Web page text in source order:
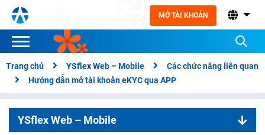
MỞ TÀI KHOẢN
Trang chủ YSflex Web – Mobile
Các chức năng liên quan
Hướng dẫn mở tài khoản eKYC qua APP
YSflex Web – Mobile